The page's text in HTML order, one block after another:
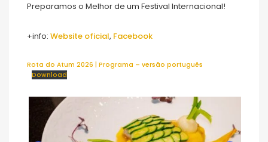
Preparamos o Melhor de um Festival Internacional!
+info: Website oficial, Facebook
Rota do Atum 2026 | Programa – versão português
Download